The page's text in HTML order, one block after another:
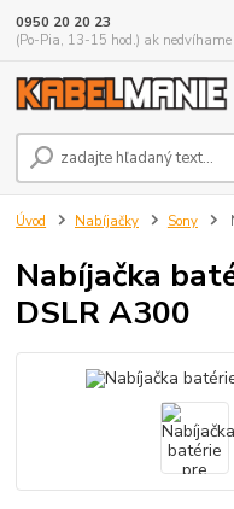
0950 20 20 23
(Po-Pia, 13-15 hod.) ak nedvíhame
Úvod Nabíjačky Sony
Nabíjačka
DSLR A300